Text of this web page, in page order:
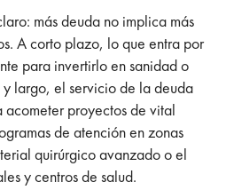
más deuda no implica más
A corto plazo, lo que entra por
para invertirlo en sanidad o
largo, el servicio de la deuda
proyectos de vital
de atención en zonas
quirúrgico avanzado o el
y centros de salud.